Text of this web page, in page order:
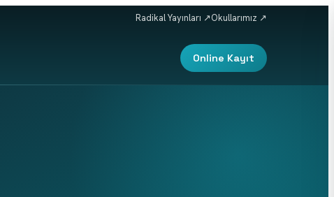
Radikal Yayınları ↗Okullarımız ↗
Online Kayıt